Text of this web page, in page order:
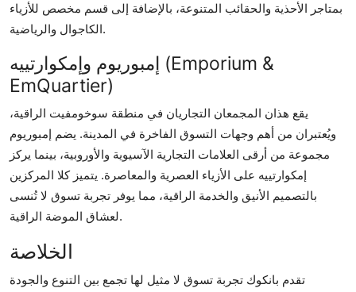
بمتاجر الأحذية والحقائب المتنوعة، بالإضافة إلى قسم مخصص للأزياء
الكاجوال والرياضية.
إمبوريوم وإمكوارتييه (Emporium &
EmQuartier)
يقع هذان المجمعان التجاريان في منطقة سوخومفيت الراقية،
ويُعتبران من أهم وجهات التسوق الفاخرة في المدينة. يضم إمبوريوم
مجموعة من أرقى العلامات التجارية الآسيوية والأوروبية، بينما يركز
إمكوارتييه على الأزياء العصرية والمعاصرة. يتميز كلا المركزين
بالتصميم الأنيق والخدمة الراقية، مما يوفر تجربة تسوق لا تُنسى
لعشاق الموضة الراقية.
الخلاصة
تقدم بانكوك تجربة تسوق لا مثيل لها تجمع بين التنوع والجودة